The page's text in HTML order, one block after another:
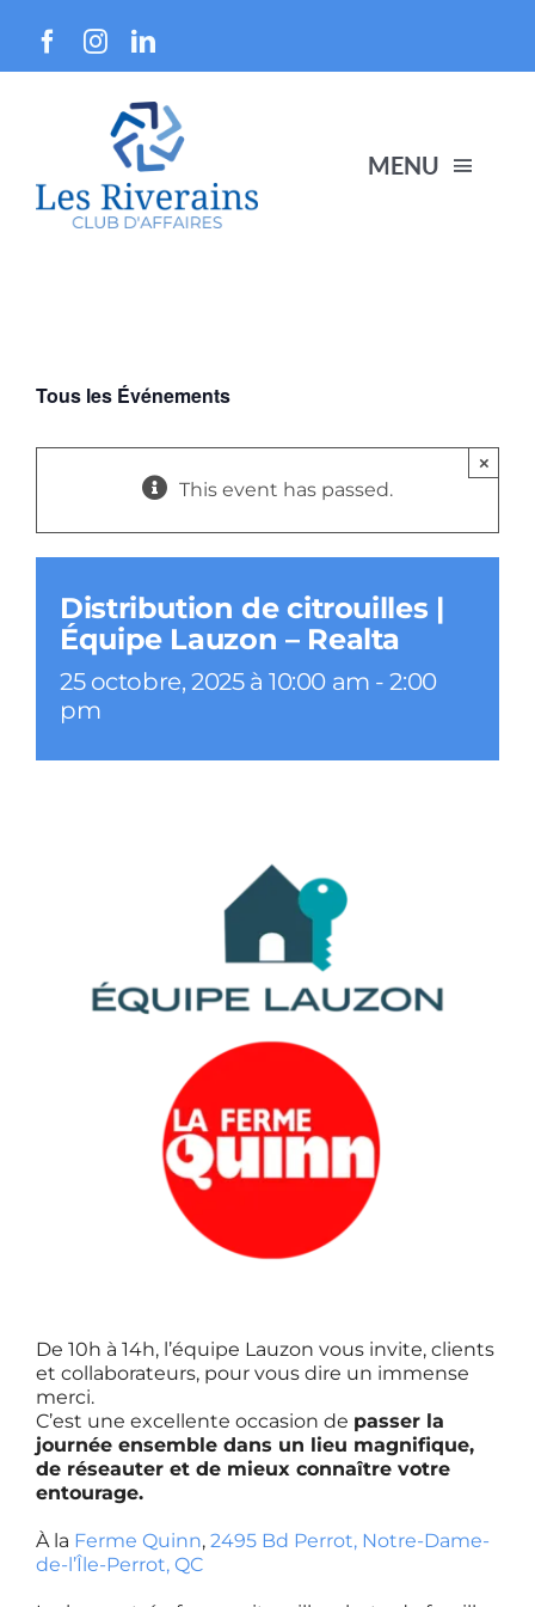
content
MENU
Devenir membre
Tous les Événements
This event has passed.
×
Distribution de citrouilles |
Équipe Lauzon – Realta
25 octobre, 2025 à 10:00 am -2:00
pm
De 10h à 14h, l’équipe Lauzon vous invite, clients
et collaborateurs, pour vous dire un immense
merci.
C’est une excellente occasion de passer la
journée ensemble dans un lieu magnifique,
de réseauter et de mieux connaître votre
entourage.
À la Ferme Quinn, 2495 Bd Perrot, Notre-Dame-
de-l’Île-Perrot, QC